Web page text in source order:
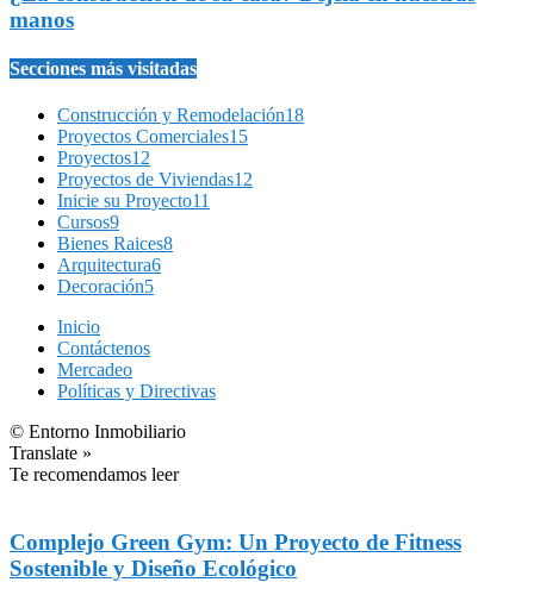
manos
Secciones más visitadas
Construcción y Remodelación18
Proyectos Comerciales15
Proyectos12
Proyectos de Viviendas12
Inicie su Proyecto11
Cursos9
Bienes Raices8
Arquitectura6
Decoración5
Inicio
Contáctenos
Mercadeo
Políticas y Directivas
© Entorno Inmobiliario
Translate »
Te recomendamos leer
Complejo Green Gym: Un Proyecto de Fitness
Sostenible y Diseño Ecológico